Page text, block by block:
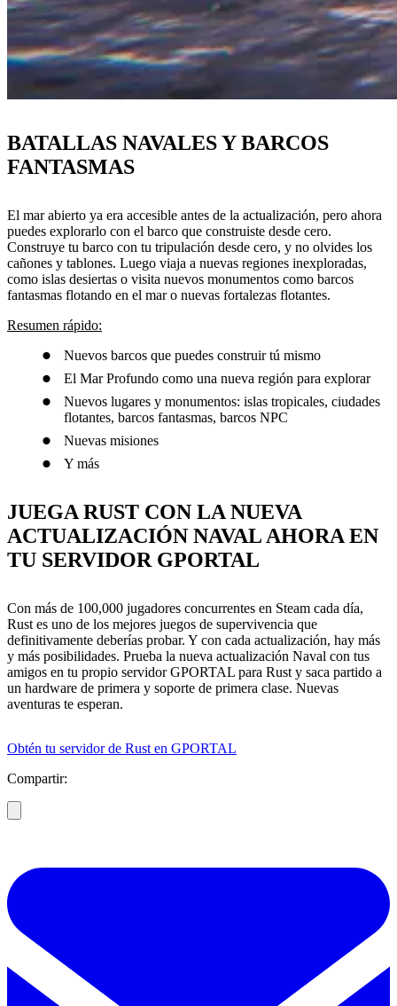
BATALLAS NAVALES Y BARCOS
FANTASMAS
El mar abierto ya era accesible antes de la actualización, pero ahora
puedes explorarlo con el barco que construiste desde cero.
Construye tu barco con tu tripulación desde cero, y no olvides los
cañones y tablones. Luego viaja a nuevas regiones inexploradas,
como islas desiertas o visita nuevos monumentos como barcos
fantasmas flotando en el mar o nuevas fortalezas flotantes.
Resumen rápido:
Nuevos barcos que puedes construir tú mismo
El Mar Profundo como una nueva región para explorar
Nuevos lugares y monumentos: islas tropicales, ciudades
flotantes, barcos fantasmas, barcos NPC
Nuevas misiones
Y más
JUEGA RUST CON LA NUEVA
ACTUALIZACIÓN NAVAL AHORA EN
TU SERVIDOR GPORTAL
Con más de 100,000 jugadores concurrentes en Steam cada día,
Rust es uno de los mejores juegos de supervivencia que
definitivamente deberías probar. Y con cada actualización, hay más
y más posibilidades. Prueba la nueva actualización Naval con tus
amigos en tu propio servidor GPORTAL para Rust y saca partido a
un hardware de primera y soporte de primera clase. Nuevas
aventuras te esperan.
Obtén tu servidor de Rust en GPORTAL
Compartir: